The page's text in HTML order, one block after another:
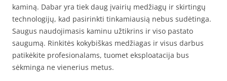
kaminą. Dabar yra tiek daug įvairių medžiagų ir skirtingų
technologijų, kad pasirinkti tinkamiausią nebus sudėtinga.
Saugus naudojimasis kaminu užtikrins ir viso pastato
saugumą. Rinkitės kokybiškas medžiagas ir visus darbus
patikėkite profesionalams, tuomet eksploatacija bus
sėkminga ne vienerius metus.